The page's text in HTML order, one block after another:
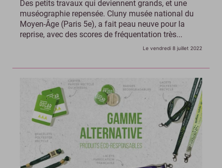
Des petits travaux qui deviennent grands, et une
muséographie repensée. Cluny musée national du
Moyen-Âge (Paris 5e), a fait peau neuve pour la
reprise, avec des scores de fréquentation très...
Le vendredi 8 juillet 2022